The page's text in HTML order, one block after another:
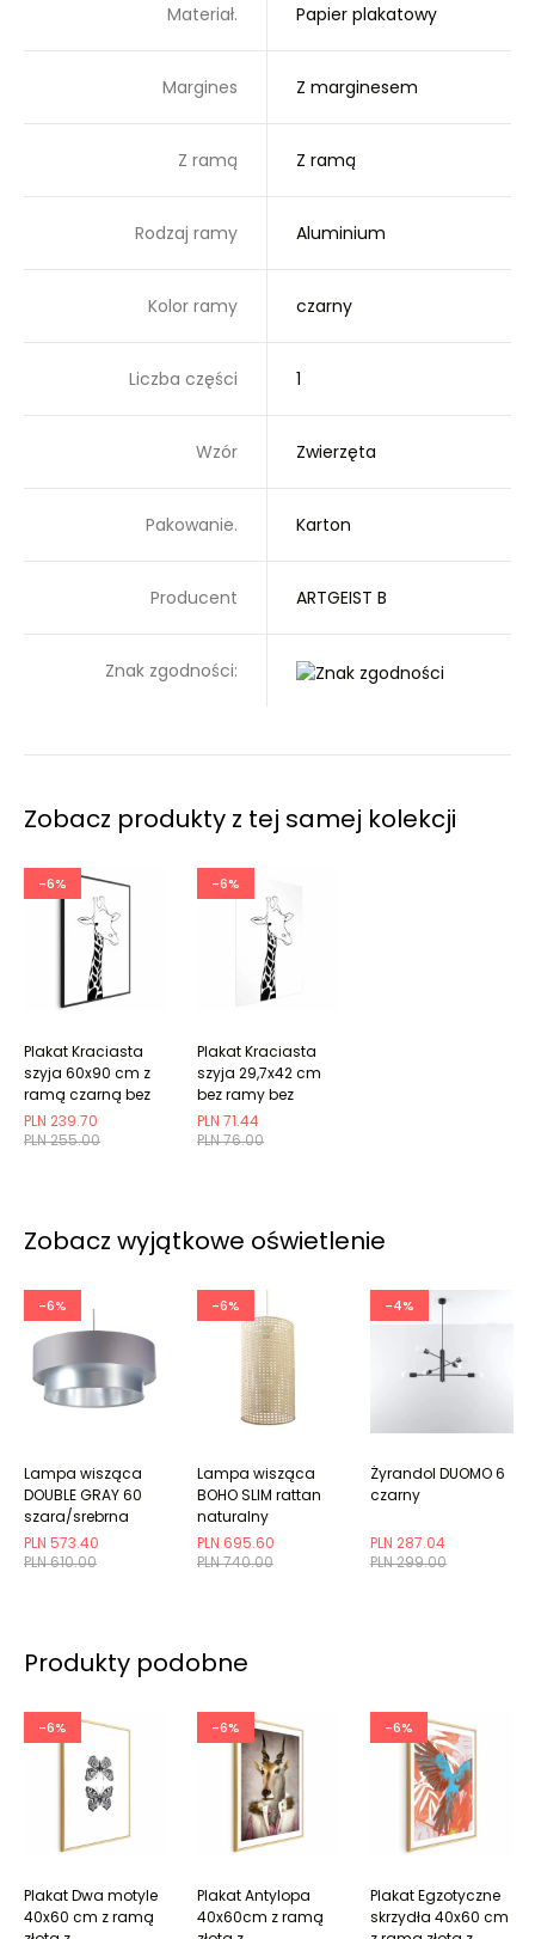
Materiał. Papier plakatowy
Margines Z marginesem
Z ramą Z ramą
Rodzaj ramy Aluminium
Kolor ramy czarny
Liczba części 1
Wzór Zwierzęta
Pakowanie. Karton
Producent ARTGEIST B
Znak zgodności:
Zobacz produkty z tej samej kolekcji
-6%
PLN 255.00
PLN 239.70
Plakat Kraciasta
szyja 60x90 cm z
ramą czarną bez
marginesu
-6%
PLN 76.00
PLN 71.44
Plakat Kraciasta
szyja 29,7x42 cm
bez ramy bez
marginesu
Zobacz wyjątkowe oświetlenie
-6%
PLN 610.00
PLN 573.40
Lampa wisząca
DOUBLE GRAY 60
szara/srebrna
-6%
PLN 740.00
PLN 695.60
Lampa wisząca
BOHO SLIM rattan
naturalny
-4%
PLN 299.00
PLN 287.04
Żyrandol DUOMO 6
czarny
Produkty podobne
-6%
Plakat Dwa motyle
40x60 cm z ramą
-6%
Plakat Antylopa
40x60cm z ramą
-6%
Plakat Egzotyczne
skrzydła 40x60 cm